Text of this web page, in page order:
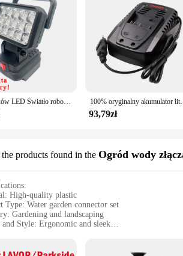
15 koralików LED Światło robocze Reflektor Przenośna lampa Ręczna latarnia dla Makita dla Dewalt dla Milwaukee dla Bosch Akumulator litowo-jonowy 18 V 100% oryginalny akumulator
93,79zł
the products found in the Ogród wody
High-quality plastic
Type: Water garden connector set
Gardening and landscaping
and Style: Ergonomic and sleek
Adaptive Scenario: Outdoor gardening and
Size: Compact and easy to install